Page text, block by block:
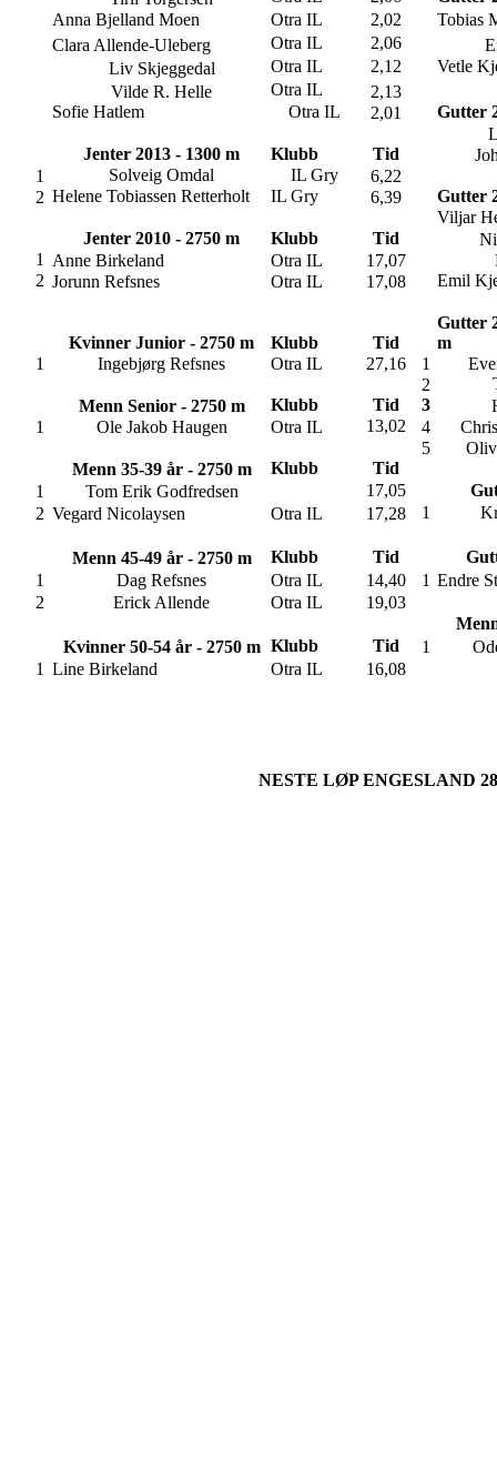
Anna Bjelland Moen
Otra IL 2,02
Tobias
Clara Allende-Uleberg
Otra IL 2,06
Liv Skjeggedal
Otra IL 2,12
Vetle
Vilde R. Helle
Otra IL
2,13
Sofie Hatlem
Otra IL 2,01
Gutter
Jenter 2013 - 1300 m
Klubb Tid
1
Solveig Omdal IL Gry
6,22
2 Helene Tobiassen Retterholt IL Gry 6,39
Gutter
Viljar
Jenter 2010 - 2750 m
Klubb Tid
1
Anne Birkeland Otra IL 17,07
2 Jorunn Refsnes Otra IL 17,08 Emil
Kvinner Junior - 2750 m Klubb Tid
Gutter
m
1
Ingebjørg Refsnes Otra IL 27,16 1
2
Menn Senior - 2750 m
Klubb Tid 3
1
Ole Jakob Haugen Otra IL 13,02 4
5
Menn 35-39 år - 2750 m
Klubb
Tid
1
Tom Erik Godfredsen 17,05
2 Vegard Nicolaysen Otra IL 17,28 1
Menn 45-49 år - 2750 m Klubb Tid
1
Dag Refsnes Otra IL 14,40 1 Endre
2
Erick Allende Otra IL
19,03
Kvinner 50-54 år - 2750 m Klubb Tid 1
1 Line Birkeland Otra IL 16,08
NESTE LØP ENGESLAND